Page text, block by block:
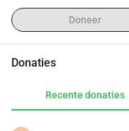
Doneer
Donaties
Recente donaties